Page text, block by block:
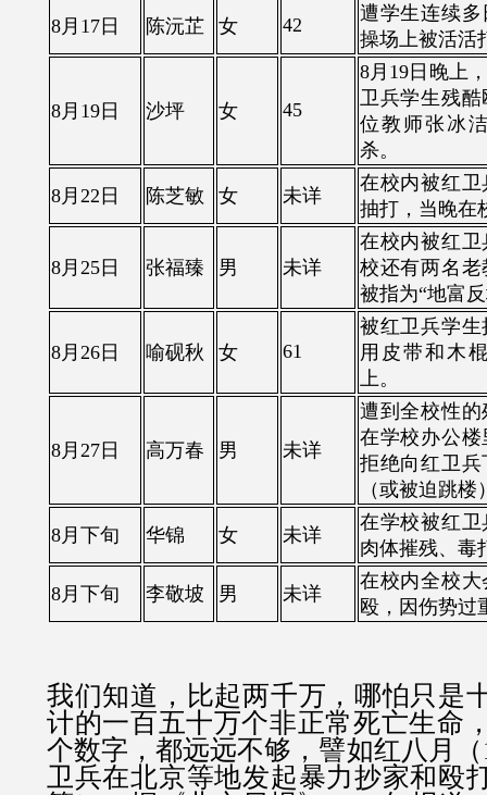
8月17日 陈沅芷 女 42
遭学生连续
操场上被活活
8月19日 沙坪 女 45
8月19日晚上
卫兵学生残
位教师张冰
杀。
8月22日 陈芝敏 女 未详
在校内被红
抽打，当晚在
8月25日 张福臻 男 未详
在校内被红
校还有两名
被指为“地富
8月26日 喻砚秋 女 61
被红卫兵学
用皮带和木
上。
8月27日 高万春 男 未详
遭到全校性
在学校办公
拒绝向红卫
（或被迫跳楼
8月下旬 华锦 女 未详
在学校被红
肉体摧残、毒
8月下旬 李敬坡 男 未详
在校内全校
殴，因伤势过
我们知道，比起两千万，哪怕只是
计的一百五十万个非正常死亡生命
个数字，都远远不够， 譬如红八月
卫兵在北京等地发起暴力抄家和殴